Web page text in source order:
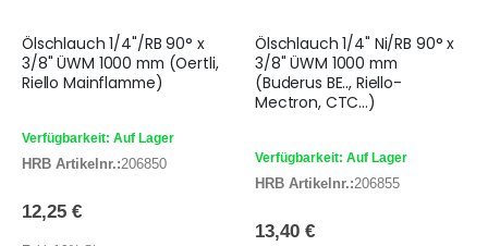
Ölschlauch 1/4"/RB 90° x
3/8" ÜWM 1000 mm (Oertli,
Riello Mainflamme)
Verfügbarkeit: Auf Lager
HRB Artikelnr.:206850
12,25 €
Ölschlauch 1/4" Ni/RB 90° x
3/8" ÜWM 1000 mm
(Buderus BE.., Riello-
Mectron, CTC...)
Verfügbarkeit: Auf Lager
HRB Artikelnr.:206855
13,40 €